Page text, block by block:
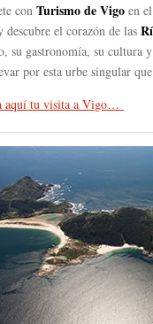
con Turismo de Vigo en
descubre el corazón de las
su gastronomía, su cultura
por esta urbe singular
aquí tu visita a Vigo…